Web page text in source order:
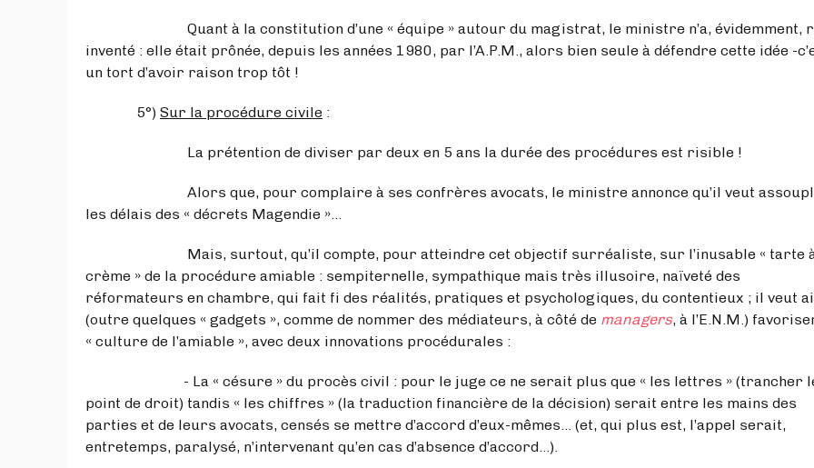
Quant à la constitution d’une « équipe » autour du magistrat, le ministre n’a, évidemment,
inventé : elle était prônée, depuis les années 1980, par l’A.P.M., alors bien seule à défendre cette idée -
un tort d’avoir raison trop tôt !
5°) Sur la procédure civile :
La prétention de diviser par deux en 5 ans la durée des procédures est risible !
Alors que, pour complaire à ses confrères avocats, le ministre annonce qu’il veut
les délais des « décrets Magendie »…
Mais, surtout, qu’il compte, pour atteindre cet objectif surréaliste, sur l’inusable « tarte
crème » de la procédure amiable : sempiternelle, sympathique mais très illusoire, naïveté des
réformateurs en chambre, qui fait fi des réalités, pratiques et psychologiques, du contentieux ; il veut
(outre quelques « gadgets », comme de nommer des médiateurs, à côté de managers, à l’E.N.M.)
« culture de l’amiable », avec deux innovations procédurales :
- La « césure » du procès civil : pour le juge ce ne serait plus que « les lettres » (trancher
point de droit) tandis « les chiffres » (la traduction financière de la décision) serait entre les mains des
parties et de leurs avocats, censés se mettre d’accord d’eux-mêmes… (et, qui plus est, l’appel serait,
entretemps, paralysé, n’intervenant qu’en cas d’absence d’accord…).